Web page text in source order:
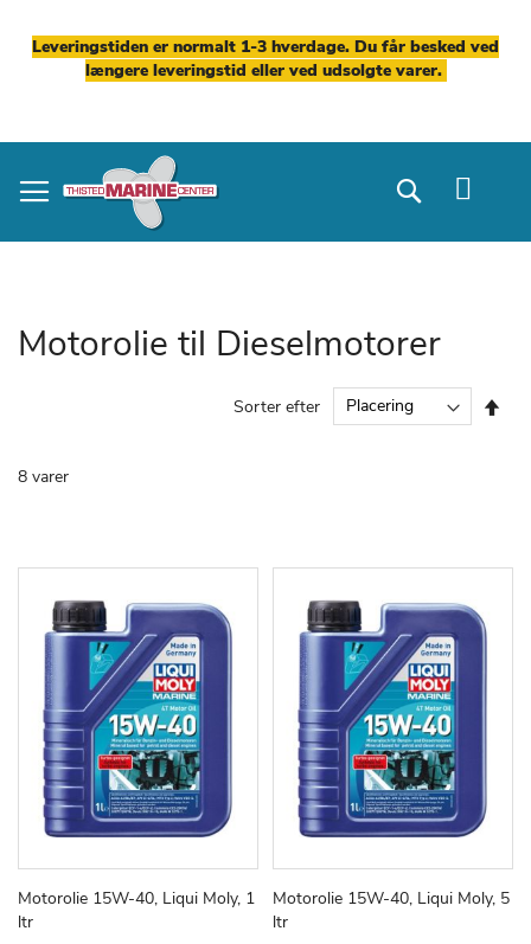
Leveringstiden er normalt 1-3 hverdage. Du får besked ved
længere leveringstid eller ved udsolgte varer.
to
Content
Search
Motorolie til Dieselmotorer
8 varer
Sorter efter
Læg i kurv
TILFØJSAMMENLIGN
Motorolie 15W-40, Liqui Moly, 1
ltr
Læg i kurv
TILFØJ
Motorolie 15W-40, Liqui Moly, 5
ltr